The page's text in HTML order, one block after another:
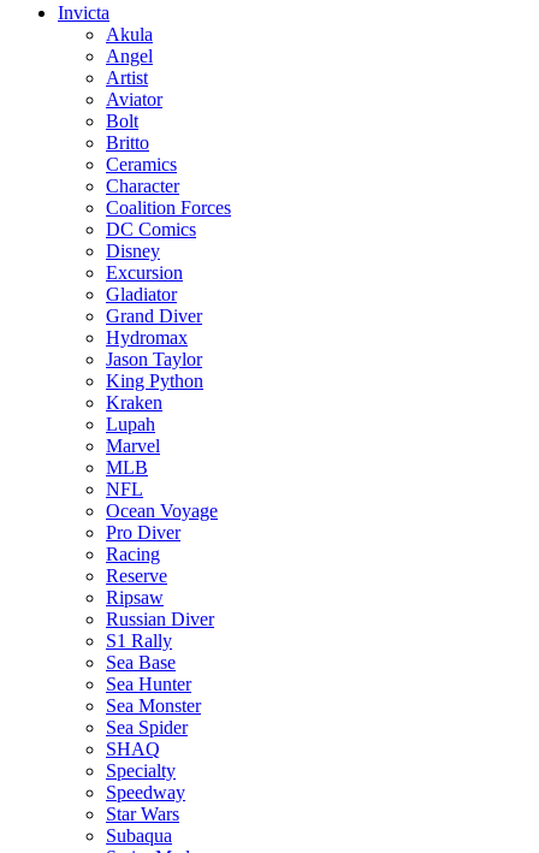
Invicta
Akula
Angel
Artist
Aviator
Bolt
Britto
Ceramics
Character
Coalition Forces
DC Comics
Disney
Excursion
Gladiator
Grand Diver
Hydromax
Jason Taylor
King Python
Kraken
Lupah
Marvel
MLB
NFL
Ocean Voyage
Pro Diver
Racing
Reserve
Ripsaw
Russian Diver
S1 Rally
Sea Base
Sea Hunter
Sea Monster
Sea Spider
SHAQ
Specialty
Speedway
Star Wars
Subaqua